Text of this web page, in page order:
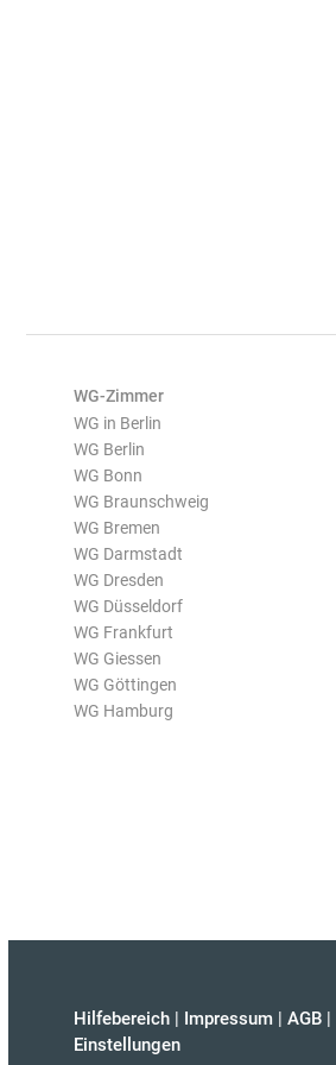
WG-Zimmer
WG in Berlin
WG Berlin
WG Bonn
WG Braunschweig
WG Bremen
WG Darmstadt
WG Dresden
WG Düsseldorf
WG Frankfurt
WG Giessen
WG Göttingen
WG Hamburg
Hilfebereich | Impressum | AGB |
Einstellungen